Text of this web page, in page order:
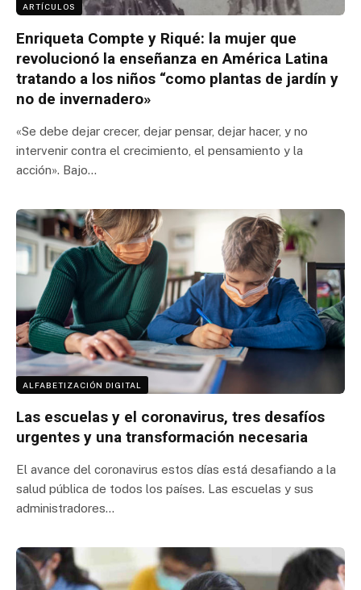
ARTÍCULOS
Enriqueta Compte y Riqué: la mujer que
revolucionó la enseñanza en América Latina
tratando a los niños “como plantas de jardín y
no de invernadero»
«Se debe dejar crecer, dejar pensar, dejar hacer, y no
intervenir contra el crecimiento, el pensamiento y la
acción». Bajo…
ALFABETIZACIÓN DIGITAL
Las escuelas y el coronavirus, tres desafíos
urgentes y una transformación necesaria
El avance del coronavirus estos días está desafiando a la
salud pública de todos los países. Las escuelas y sus
administradores…